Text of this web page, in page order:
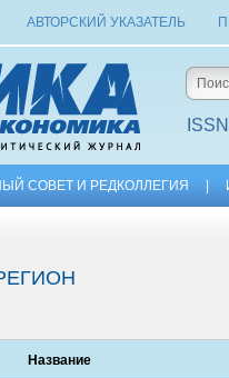
АВТОРСКИЙ УКАЗАТЕЛЬ
СОВЕТ И РЕДКОЛЛЕГИЯ
Название